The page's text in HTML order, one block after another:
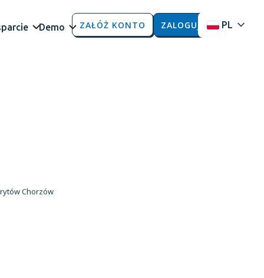
Demo ZAŁÓŻ KONTO ZALOGUJ PL